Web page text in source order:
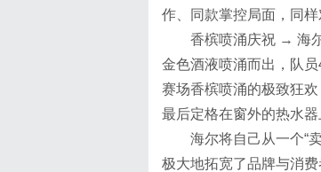
作、同款掌控局面，同样
香槟喷涌庆祝 → 海
金色酒液喷涌而出，队
赛场香槟喷涌的极致狂
最后定格在窗外的热水
海尔将自己从一个“
极大地拓宽了品牌与消